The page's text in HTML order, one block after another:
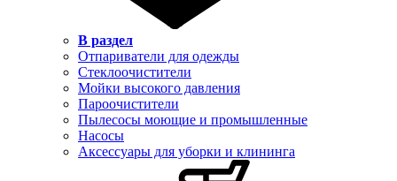
В раздел
Отпариватели для одежды
Стеклоочистители
Мойки высокого давления
Пароочистители
Пылесосы моющие и промышленные
Насосы
Аксессуары для уборки и клининга